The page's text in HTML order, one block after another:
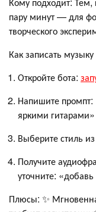
пару минут — для
творческого
Как записать
Откройте бота:
Напишите
яркими гитарами»
Выберите стиль
Получите
уточните:
Плюсы: ✨